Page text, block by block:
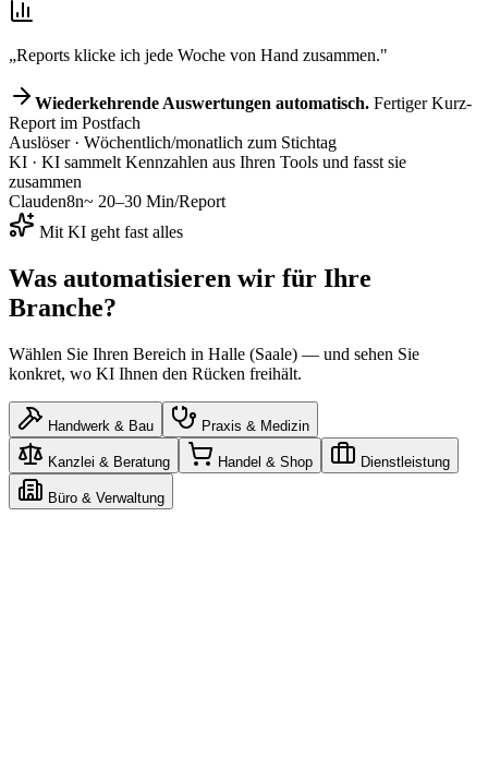
„Reports klicke ich jede Woche von Hand zusammen."
Wiederkehrende Auswertungen automatisch. Fertiger Kurz-
Report im Postfach
Auslöser· Wöchentlich/monatlich zum Stichtag
KI · KI sammelt Kennzahlen aus Ihren Tools und fasst sie
zusammen
Clauden8n~ 20–30 Min/Report
Mit KI geht fast alles
Was automatisieren wir für Ihre
Branche?
Wählen Sie Ihren Bereich in Halle (Saale) — und sehen Sie
konkret, wo KI Ihnen den Rücken freihält.
Handwerk & Bau Praxis & Medizin
Kanzlei & Beratung Handel & Shop Dienstleistung
Büro & Verwaltung